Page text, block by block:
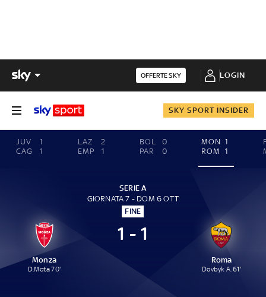
OFFERTE SKY LOGIN
SKY SPORT INSIDER
JUV
1
CAG
1
LAZ
2
EMP
1
BOL
0
PAR
0
MON 1
ROM
1
SERIE A
GIORNATA 7 - DOM 6 OTT
FINE
Monza
D.Mota 70'
1 - 1
Roma
Dovbyk A. 61'